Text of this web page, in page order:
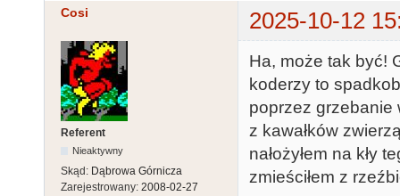
Cosi 2025-10-12
Referent
Nieaktywny
Skąd: Dąbrowa Górnicza
Zarejestrowany: 2008-02-27
Ha, może tak być!
koderzy to
poprzez grzebanie
z kawałków
nałożyłem na kły
zmieściłem z